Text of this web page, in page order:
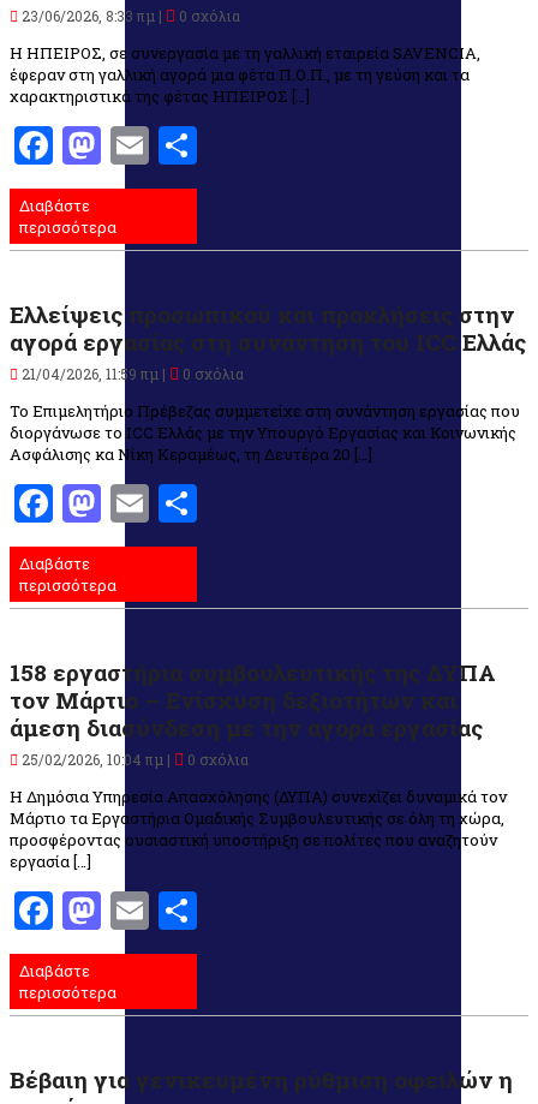
23/06/2026, 8:33 πμ | 0 σχόλια
Η ΗΠΕΙΡΟΣ, σε συνεργασία με τη γαλλική εταιρεία SAVENCIA,
έφεραν στη γαλλική αγορά μια φέτα Π.Ο.Π., με τη γεύση και τα
χαρακτηριστικά της φέτας ΗΠΕΙΡΟΣ […]
Facebook
Mastodon
Email
Διαβάστε
περισσότερα
Ελλείψεις προσωπικού και προκλήσεις στην
αγορά εργασίας στη συνάντηση του ICC Ελλάς
21/04/2026, 11:59 πμ | 0 σχόλια
Το Επιμελητήριο Πρέβεζας συμμετείχε στη συνάντηση εργασίας που
διοργάνωσε το ICC Ελλάς με την Υπουργό Εργασίας και Κοινωνικής
Ασφάλισης κα Νίκη Κεραμέως, τη Δευτέρα 20 […]
Facebook
Mastodon
Email
Διαβάστε
περισσότερα
158 εργαστήρια συμβουλευτικής της ΔΥΠΑ
τον Μάρτιο – Ενίσχυση δεξιοτήτων και
άμεση διασύνδεση με την αγορά εργασίας
25/02/2026, 10:04 πμ | 0 σχόλια
Η Δημόσια Υπηρεσία Απασχόλησης (ΔΥΠΑ) συνεχίζει δυναμικά τον
Μάρτιο τα Εργαστήρια Ομαδικής Συμβουλευτικής σε όλη τη χώρα,
προσφέροντας ουσιαστική υποστήριξη σε πολίτες που αναζητούν
εργασία […]
Facebook
Mastodon
Email
Διαβάστε
περισσότερα
Βέβαιη για γενικευμένη ρύθμιση οφειλών η